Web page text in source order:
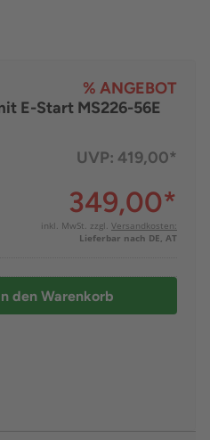
% ANGEBOT
E-Start MS226-56E
UVP: 419,00*
349,00*
inkl. MwSt. zzgl. Versandkosten:
Lieferbar nach DE, AT
den Warenkorb